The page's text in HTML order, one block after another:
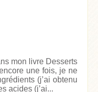
mon livre Desserts
une fois, je ne
(j’ai obtenu
acides (j’ai...